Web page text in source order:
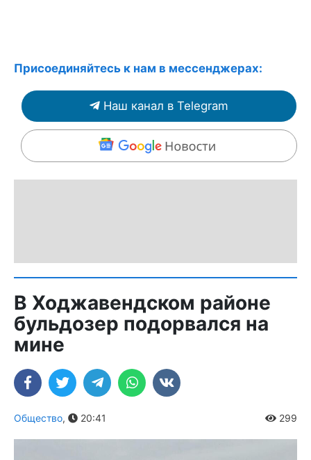
Присоединяйтесь к нам в мессенджерах:
Наш канал в Telegram
В Ходжавендском районе
бульдозер подорвался на
мине
Общество, 20:41 299